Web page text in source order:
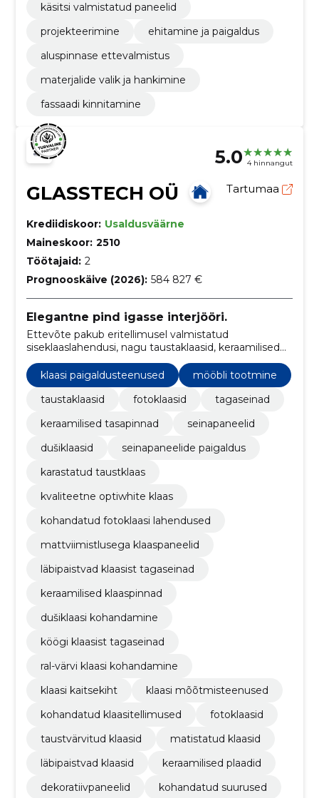
käsitsi valmistatud paneelid
projekteerimine
ehitamine ja paigaldus
aluspinnase ettevalmistus
materjalide valik ja hankimine
fassaadi kinnitamine
5.0 4 hinnangut
GLASSTECH OÜ Tartumaa
Krediidiskoor: Usaldusväärne
Maineskoor: 2510
Töötajaid: 2
Prognooskäive (2026): 584 827 €
Elegantne pind igasse interjööri.
Ettevõte pakub eritellimusel valmistatud
siseklaaslahendusi, nagu taustaklaasid, keraamilised
pinnad, peeglid ja dušilahendused. Lisaks mõõdab ja
paigaldab firma kõik tooted üle Eesti, tagades
kvaliteetse ja kiire teeninduse.
klaasi paigaldusteenused
mööbli tootmine
taustaklaasid
fotoklaasid
tagaseinad
keraamilised tasapinnad
seinapaneelid
dušiklaasid
seinapaneelide paigaldus
karastatud taustklaas
kvaliteetne optiwhite klaas
kohandatud fotoklaasi lahendused
mattviimistlusega klaaspaneelid
läbipaistvad klaasist tagaseinad
keraamilised klaaspinnad
dušiklaasi kohandamine
köögi klaasist tagaseinad
ral-värvi klaasi kohandamine
klaasi kaitsekiht
klaasi mõõtmisteenused
kohandatud klaasitellimused
fotoklaasid
taustvärvitud klaasid
matistatud klaasid
läbipaistvad klaasid
keraamilised plaadid
dekoratiivpaneelid
kohandatud suurused